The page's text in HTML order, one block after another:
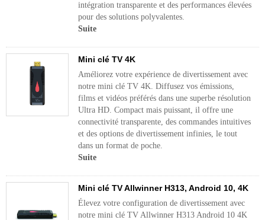
intégration transparente et des performances élevées
pour des solutions polyvalentes.
Suite
Mini clé TV 4K
Améliorez votre expérience de divertissement avec
notre mini clé TV 4K. Diffusez vos émissions,
films et vidéos préférés dans une superbe résolution
Ultra HD. Compact mais puissant, il offre une
connectivité transparente, des commandes intuitives
et des options de divertissement infinies, le tout
dans un format de poche.
Suite
Mini clé TV Allwinner H313, Android 10, 4K
Élevez votre configuration de divertissement avec
notre mini clé TV Allwinner H313 Android 10 4K